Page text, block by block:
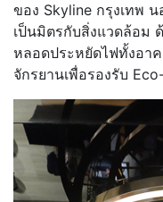
ของ Skyline กรุงเทพ
เป็นมิตรกับสิ่งแวดล้อม
หลอดประหยัดไฟทั้งอา
จักรยานเพื่อรองรับ